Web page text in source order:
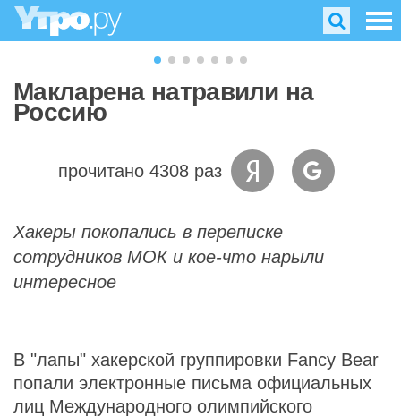
Макларена натравили на
Россию
прочитано 4308 раз
Хакеры покопались в переписке
сотрудников МОК и кое-что нарыли
интересное
В "лапы" хакерской группировки Fancy Bear
попали электронные письма официальных
лиц Международного олимпийского